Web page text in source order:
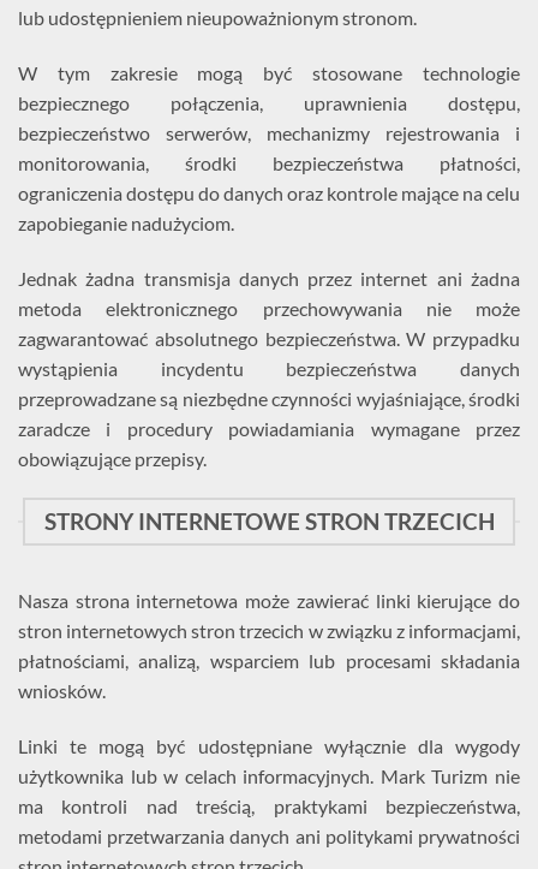
lub udostępnieniem nieupoważnionym stronom.
W tym zakresie mogą być stosowane technologie
bezpiecznego połączenia, uprawnienia dostępu,
bezpieczeństwo serwerów, mechanizmy rejestrowania i
monitorowania, środki bezpieczeństwa płatności,
ograniczenia dostępu do danych oraz kontrole mające na celu
zapobieganie nadużyciom.
Jednak żadna transmisja danych przez internet ani żadna
metoda elektronicznego przechowywania nie może
zagwarantować absolutnego bezpieczeństwa. W przypadku
wystąpienia incydentu bezpieczeństwa danych
przeprowadzane są niezbędne czynności wyjaśniające, środki
zaradcze i procedury powiadamiania wymagane przez
obowiązujące przepisy.
STRONY INTERNETOWE STRON TRZECICH
Nasza strona internetowa może zawierać linki kierujące do
stron internetowych stron trzecich w związku z informacjami,
płatnościami, analizą, wsparciem lub procesami składania
wniosków.
Linki te mogą być udostępniane wyłącznie dla wygody
użytkownika lub w celach informacyjnych. Mark Turizm nie
ma kontroli nad treścią, praktykami bezpieczeństwa,
metodami przetwarzania danych ani politykami prywatności